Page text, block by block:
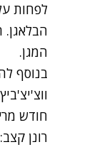
לפחות
הבלאגן.
המגן.
בנוסף
חודש
רונן